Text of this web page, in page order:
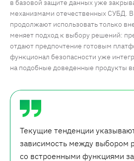
в базовой защите данных уже
механизмами отечественных СУБД.
продолжают использовать только
меняет подход к выбору решений:
отдают предпочтение готовым
функционал безопасности уже
на подобные доведенные продукты
Текущие тенденции
зависимость между выбором
со встроенными функциями